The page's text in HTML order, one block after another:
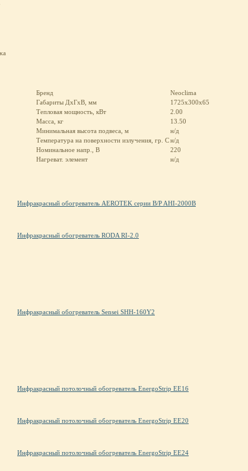
Бренд
Neoclima
Габариты ДхГхВ, мм
1725х300х65
Тепловая мощность, кВт
2.00
Масса, кг
13.50
Минимальная высота подвеса, м
н/д
Температура на поверхности излучения, гр. Сн/д
Номинальное напр., В
220
Нагреват. элемент
н/д
Инфракрасный обогреватель AEROTEK серии B/P AHI-2000B
Инфракрасный обогреватель RODA RI-2.0
Инфракрасный обогреватель Sensei SHH-160Y2
Инфракрасный потолочный обогреватель EnergoStrip EE16
Инфракрасный потолочный обогреватель EnergoStrip EE20
Инфракрасный потолочный обогреватель EnergoStrip EE24